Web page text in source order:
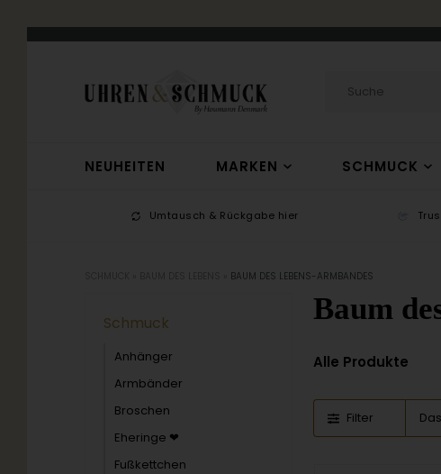
NEUHEITEN MARKEN SCHMUCK
Umtausch & Rückgabe hier
BAUM DES LEBENS-ARMBANDES
Schmuck
Anhänger
Armbänder
Broschen
Eheringe ❤
Fußkettchen
Baum
Alle Produkte
Filter